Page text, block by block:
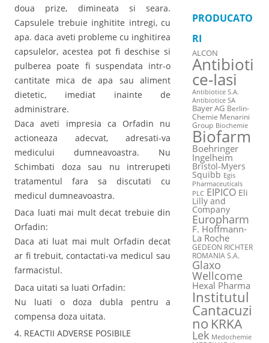
doua prize, dimineata si seara.
Capsulele trebuie inghitite intregi, cu
apa. daca aveti probleme cu inghitirea
capsulelor, acestea pot fi deschise si
pulberea poate fi suspendata intr-o
cantitate mica de apa sau aliment
dietetic, imediat inainte de
administrare.
Daca aveti impresia ca Orfadin nu
actioneaza adecvat, adresati-va
medicului dumneavoastra. Nu
Schimbati doza sau nu intrerupeti
tratamentul fara sa discutati cu
medicul dumneavoastra.
Daca luati mai mult decat trebuie din
Orfadin:
Daca ati luat mai mult Orfadin decat
ar fi trebuit, contactati-va medicul sau
farmacistul.
Daca uitati sa luati Orfadin:
Nu luati o doza dubla pentru a
compensa doza uitata.
4. REACTII ADVERSE POSIBILE
PRODUCATO
RI
ALCON
Antibioti
ce-Iasi
Antibiotice S.A.
Antibiotice SA
Bayer AG Berlin-
Chemie Menarini
Group Biochemie
Biofarm
Boehringer
Ingelheim
Bristol-Myers
Squibb Egis
Pharmaceuticals
PLC EIPICO Eli
Lilly and
Company
Europharm
F. Hoffmann-
La Roche
GEDEON RICHTER
ROMANIA S.A.
Glaxo
Wellcome
Hexal Pharma
Institutul
Cantacuzi
no KRKA
Lek Medochemie